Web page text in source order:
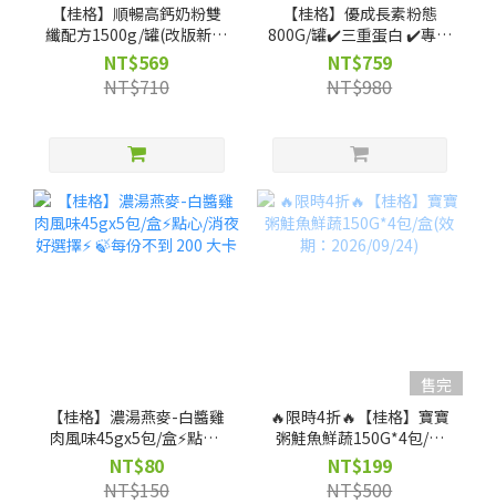
【桂格】順暢高鈣奶粉雙
纖配方1500g/罐(改版新舊
包裝隨機出貨)
NT$569
NT$710
【桂格】優成長素粉態
800G/罐✔️三重蛋白 ✔️專利
乳酸菌
NT$759
NT$980
【桂格】濃湯燕麥-白醬雞
肉風味45gx5包/盒⚡點心/
消夜好選擇⚡ 🍃每份不到
200 大卡
NT$80
NT$150
售完
🔥限時4折🔥【桂格】寶寶
粥鮭魚鮮蔬150G*4包/盒
(效期：2026/09/24)
NT$199
NT$500